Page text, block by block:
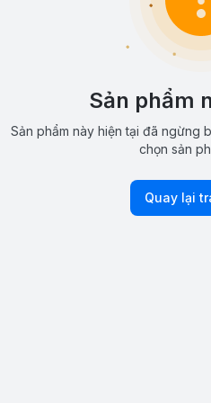
Sản phẩm
Sản phẩm này hiện tại đã ngừng
chọn sản
Quay lại